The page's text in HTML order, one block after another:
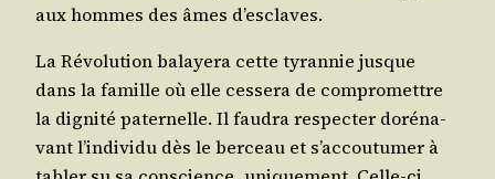
aux hommes des âmes d’esclaves.
La Révo­lu­tion balaye­ra cette tyran­nie jusque
dans la famille où elle ces­se­ra de com­pro­mettre
la digni­té pater­nelle. Il fau­dra res­pec­ter doré­na­
vant l’individu dès le ber­ceau et s’accoutumer à